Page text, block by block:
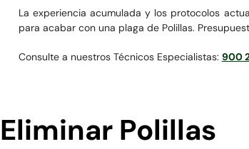
La experiencia acumulada y los protocolos
para acabar con una plaga de Polillas.
Consulte a nuestros Técnicos Especialistas: 900
Eliminar Polillas